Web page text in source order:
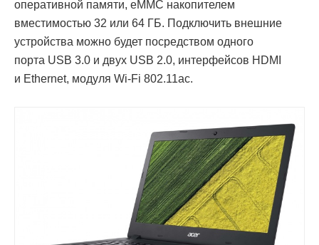
оперативной памяти, eMMC накопителем
вместимостью 32 или 64 ГБ. Подключить внешние
устройства можно будет посредством одного
порта USB 3.0 и двух USB 2.0, интерфейсов HDMI
и Ethernet, модуля Wi-Fi 802.11ac.